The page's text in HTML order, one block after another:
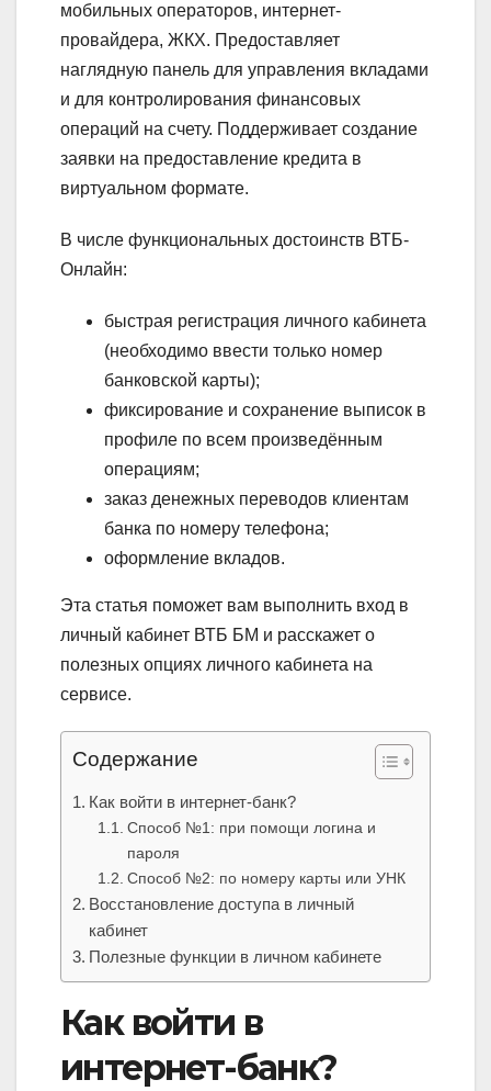
мобильных операторов, интернет-
провайдера, ЖКХ. Предоставляет
наглядную панель для управления вкладами
и для контролирования финансовых
операций на счету. Поддерживает создание
заявки на предоставление кредита в
виртуальном формате.
В числе функциональных достоинств ВТБ-
Онлайн:
быстрая регистрация личного кабинета
(необходимо ввести только номер
банковской карты);
фиксирование и сохранение выписок в
профиле по всем произведённым
операциям;
заказ денежных переводов клиентам
банка по номеру телефона;
оформление вкладов.
Эта статья поможет вам выполнить вход в
личный кабинет ВТБ БМ и расскажет о
полезных опциях личного кабинета на
сервисе.
Содержание
Как войти в интернет-банк?
Способ №1: при помощи логина и
пароля
Способ №2: по номеру карты или УНК
Восстановление доступа в личный
кабинет
Полезные функции в личном кабинете
Как войти в
интернет-банк?